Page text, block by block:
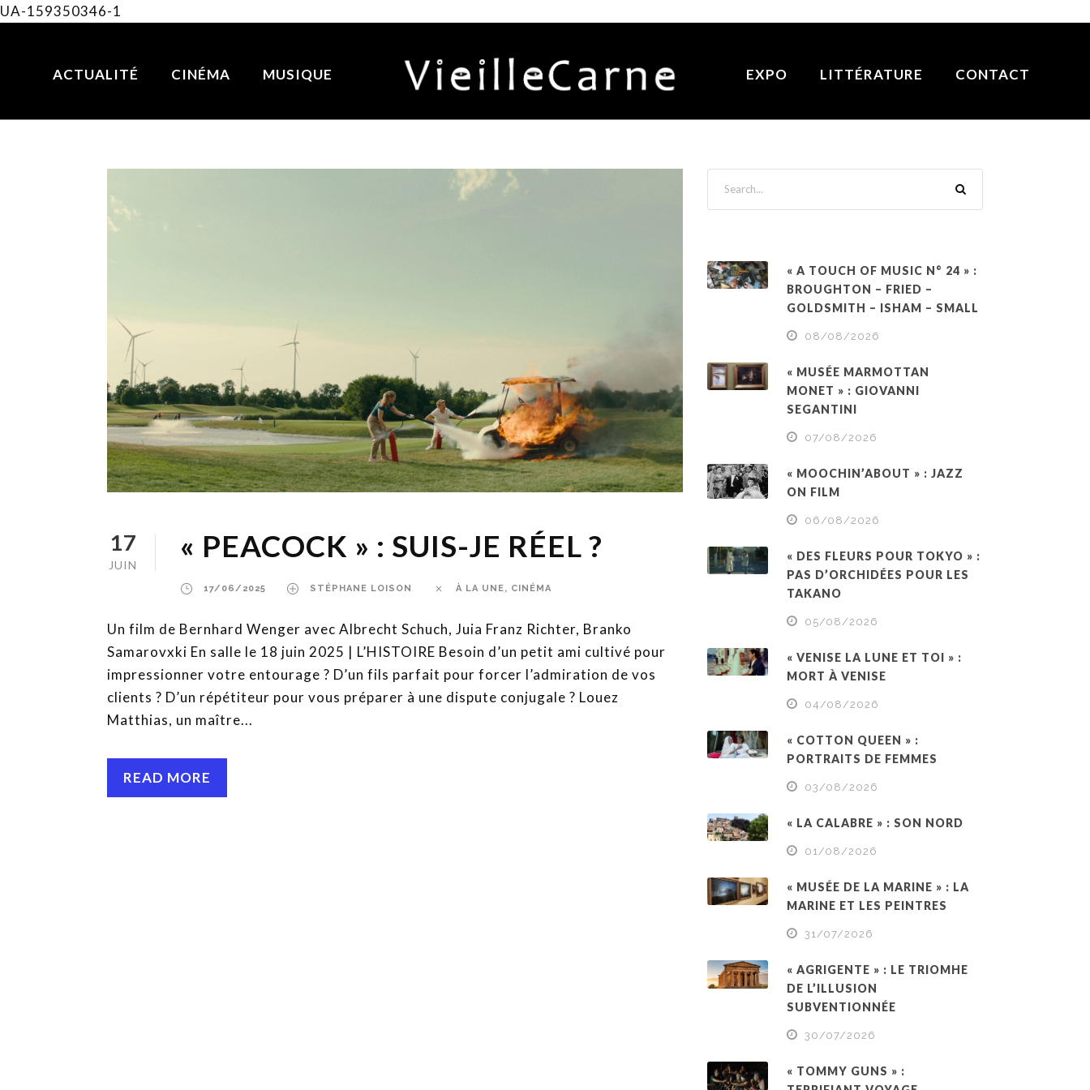
UA-159350346-1
ACTUALITÉ CINÉMA MUSIQUE EXPO LITTÉRATURE CONTACT
17
JUIN
« PEACOCK » : SUIS-JE RÉEL ?
17/06/2025 STÉPHANE LOISON À LA UNE, CINÉMA
Un film de Bernhard Wenger avec Albrecht Schuch, Juia Franz Richter, Branko
Samarovxki En salle le 18 juin 2025 | L’HISTOIRE Besoin d’un petit ami cultivé pour
impressionner votre entourage ? D’un fils parfait pour forcer l’admiration de vos
clients ? D’un répétiteur pour vous préparer à une dispute conjugale ? Louez
Matthias, un maître...
READ MORE
« A TOUCH OF MUSIC N° 24 » :
BROUGHTON – FRIED –
GOLDSMITH – ISHAM – SMALL
08/08/2026
« MUSÉE MARMOTTAN
MONET » : GIOVANNI
SEGANTINI
07/08/2026
« MOOCHIN’ABOUT » : JAZZ
ON FILM
06/08/2026
« DES FLEURS POUR TOKYO » :
PAS D’ORCHIDÉES POUR LES
TAKANO
05/08/2026
« VENISE LA LUNE ET TOI » :
MORT À VENISE
04/08/2026
« COTTON QUEEN » :
PORTRAITS DE FEMMES
03/08/2026
« LA CALABRE » : SON NORD
01/08/2026
« MUSÉE DE LA MARINE » : LA
MARINE ET LES PEINTRES
31/07/2026
« AGRIGENTE » : LE TRIOMHE
DE L’ILLUSION
SUBVENTIONNÉE
30/07/2026
« TOMMY GUNS » :